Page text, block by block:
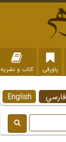
پاورقی کتاب و نشریه
English فارسي